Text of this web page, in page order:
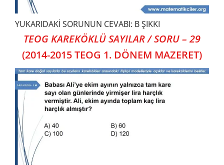
YUKARIDAKİ SORUNUN CEVABI: B ŞIKKI
TEOG KAREKÖKLÜ SAYILAR / SORU – 29
(2014-2015 TEOG 1. DÖNEM MAZERET)